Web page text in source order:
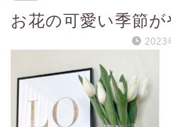
お花の可愛い季節
2023